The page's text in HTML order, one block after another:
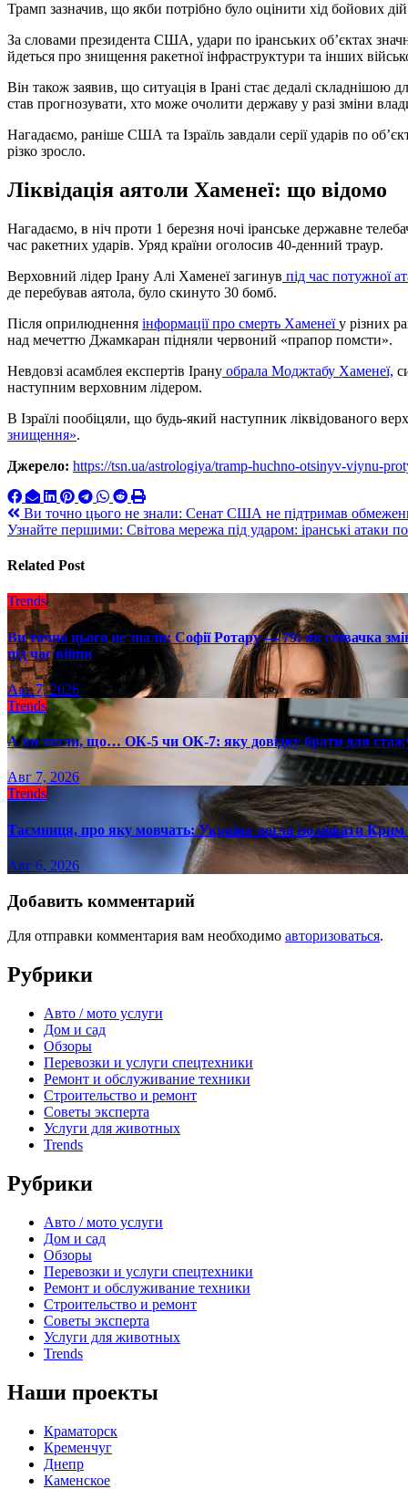
Трамп зазначив, що якби потрібно було оцінити хід бойових
За словами президента США, удари по іранських об’єктах
йдеться про знищення ракетної інфраструктури та інших
Він також заявив, що ситуація в Ірані стає дедалі
став прогнозувати, хто може очолити державу у разі зміни
Нагадаємо, раніше США та Ізраїль завдали серії ударів по
різко зросло.
Ліквідація аятоли Хаменеї: що відомо
Нагадаємо, в ніч проти 1 березня ночі іранське державне
час ракетних ударів. Уряд країни оголосив 40-денний траур.
Верховний лідер Ірану Алі Хаменеї загинув під час потужної
де перебував аятола, було скинуто 30 бомб.
Після оприлюднення інформації про смерть Хаменеїу різних
над мечеттю Джамкаран підняли червоний «прапор помсти».
Невдовзі асамблея експертів Ірану обрала Моджтабу Хаменеї,
наступним верховним лідером.
В Ізраїлі пообіцяли, що будь-який наступник ліквідованого
знищення».
Джерело: https://tsn.ua/astrologiya/tramp-huchno-otsinyv-viynu-
Навигация
по
записям
Ви точно цього не знали: Сенат США не підтримав
Узнайте першими: Світова мережа під ударом: іранські атаки
Related Post
Trends
Ви точно цього не знали: Софії Ротару — 79: як співачка
під час війни
Авг 7, 2026
Trends
А ви знали, що… ОК-5 чи ОК-7: яку довідку брати для
Авг 7, 2026
Trends
Таємниця, про яку мовчать: Україна могла ізолювати
Авг 6, 2026
Добавить комментарий
Для отправки комментария вам необходимо авторизоваться.
Рубрики
Авто / мото услуги
Дом и сад
Обзоры
Перевозки и услуги спецтехники
Ремонт и обслуживание техники
Строительство и ремонт
Советы эксперта
Услуги для животных
Trends
Рубрики
Авто / мото услуги
Дом и сад
Обзоры
Перевозки и услуги спецтехники
Ремонт и обслуживание техники
Строительство и ремонт
Советы эксперта
Услуги для животных
Trends
Наши проекты
Краматорск
Кременчуг
Днепр
Каменское